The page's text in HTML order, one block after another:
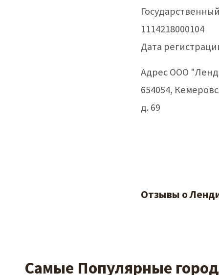
1114218000104
Дата
Адрес ООО
654054,
д. 69
Отзывы о
Самые Популярные